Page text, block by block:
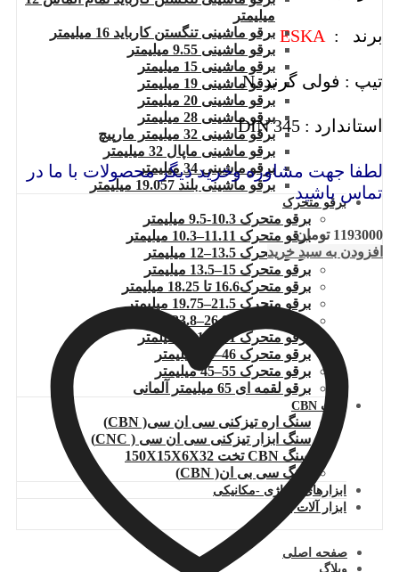
میلیمتر
برقو ماشینی تنگستن کارباید 16 میلیمتر
برقو ماشینی 9.55 میلیمتر
برقو ماشینی 15 میلیمتر
برقو ماشینی 19 میلیمتر
برقو ماشینی 20 میلیمتر
برقو ماشینی 28 میلیمتر
برقو ماشینی 32 میلیمتر مارپیچ
برقو ماشینی ماپال 32 میلیمتر
برقو ماشینی 34 میلیمتر
برقو ماشینی بلند 19.057 میلیمتر
برقو متحرک
برقو متحرک 10.3-9.5 میلیمتر
برقو متحرک 11.11–10.3 میلیمتر
برقو متحرک 13.5–12 میلیمتر
برقو متحرک 15–13.5 میلیمتر
برقو متحرک16.6 تا 18.25 میلیمتر
برقو متحرک 21.5–19.75 میلیمتر
برقو متحرک 26.98–23.8 میلیمتر
برقو متحرک 38.1–34.1 میلمتر
برقو متحرک 46–38 میلیمتر
برقو متحرک 55–45 میلیمتر
برقو لقمه ای 65 میلیمتر آلمانی
سنگ CBN
سنگ اره تیزکنی سی ان سی( CBN)
سنگ ابزار تیزکنی سی ان سی ( CNC)
سنگ CBN تخت 150X15X6X32
سنگ سی بی ان( CBN)
ابزارهای گاراژی -مکانیکی
ابزار آلات برقی
صفحه اصلی
وبلاگ
برند :
تیپ : فولی گرند .N
استاندارد : DIN 345
لطفا جهت مشاوره وخرید دیگر محصولات با ما در
تماس باشید
1193000 تومان
افزودن به سبد خرید